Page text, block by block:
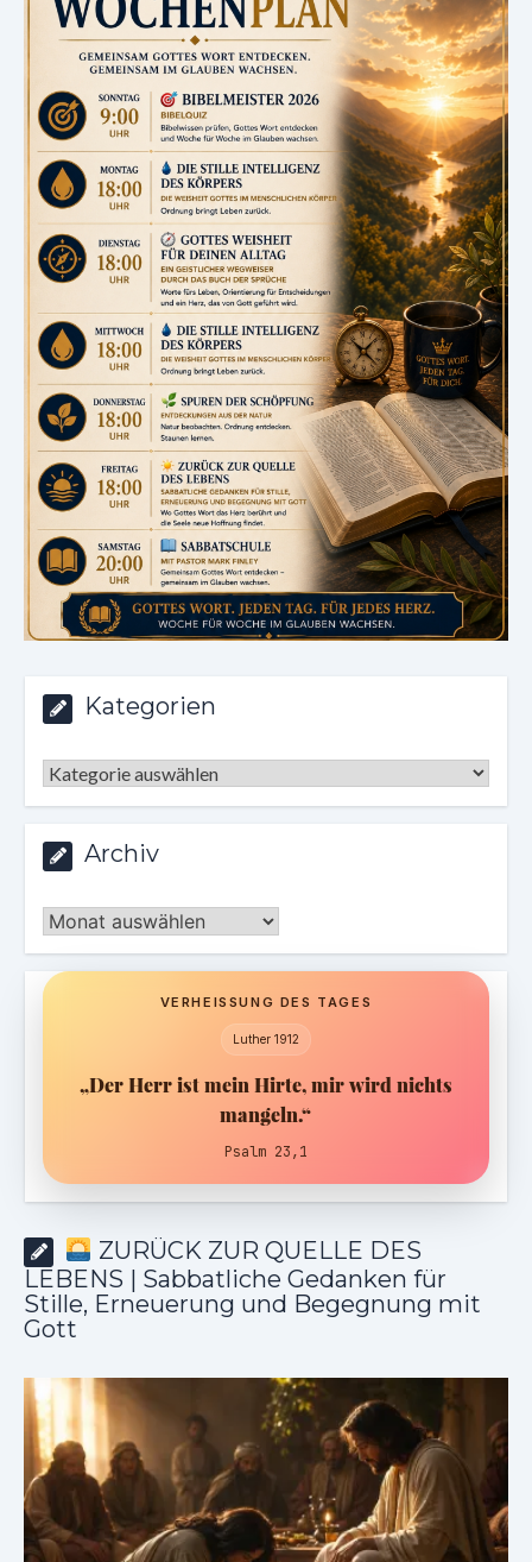
Kategorien
Kategorien
Archiv
Archiv
VERHEISSUNG DES TAGES
Luther 1912
„Der Herr ist mein Hirte, mir wird nichts
mangeln.“
Psalm 23,1
ZURÜCK ZUR QUELLE DES
LEBENS | Sabbatliche Gedanken für
Stille, Erneuerung und Begegnung mit
Gott